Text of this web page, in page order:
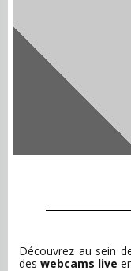
Découvrez au sein
des webcams live